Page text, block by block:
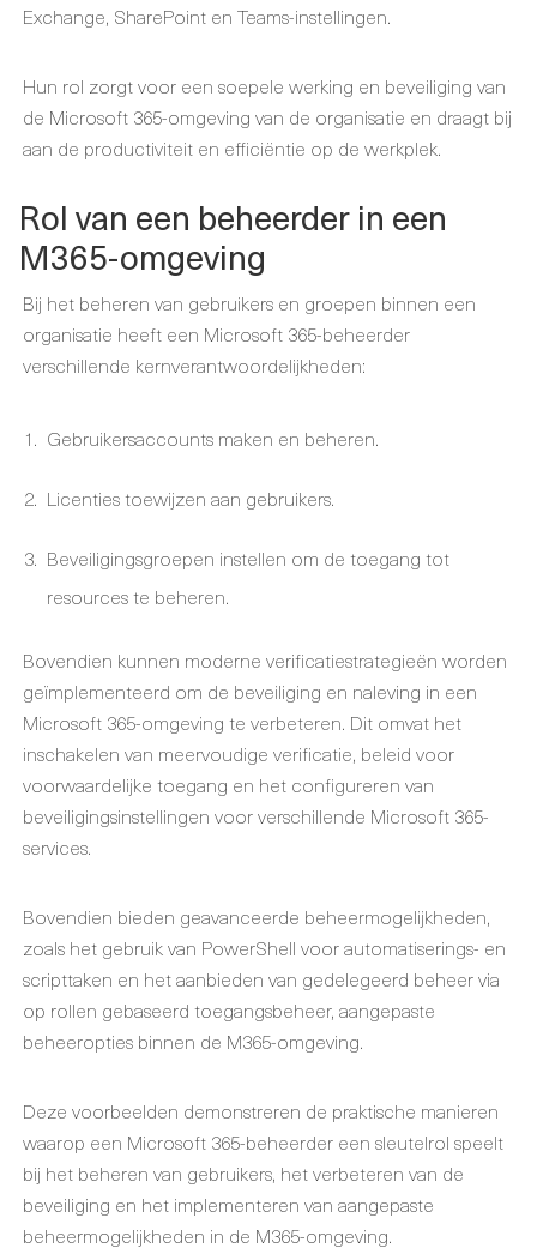
Exchange, SharePoint en Teams-instellingen.
Hun rol zorgt voor een soepele werking en beveiliging van
de Microsoft 365-omgeving van de organisatie en draagt bij
aan de productiviteit en efficiëntie op de werkplek.
Rol van een beheerder in een
M365-omgeving
Bij het beheren van gebruikers en groepen binnen een
organisatie heeft een Microsoft 365-beheerder
verschillende kernverantwoordelijkheden:
Gebruikersaccounts maken en beheren.
Licenties toewijzen aan gebruikers.
Beveiligingsgroepen instellen om de toegang tot
resources te beheren.
Bovendien kunnen moderne verificatiestrategieën worden
geïmplementeerd om de beveiliging en naleving in een
Microsoft 365-omgeving te verbeteren. Dit omvat het
inschakelen van meervoudige verificatie, beleid voor
voorwaardelijke toegang en het configureren van
beveiligingsinstellingen voor verschillende Microsoft 365-
services.
Bovendien bieden geavanceerde beheermogelijkheden,
zoals het gebruik van PowerShell voor automatiserings- en
scripttaken en het aanbieden van gedelegeerd beheer via
op rollen gebaseerd toegangsbeheer, aangepaste
beheeropties binnen de M365-omgeving.
Deze voorbeelden demonstreren de praktische manieren
waarop een Microsoft 365-beheerder een sleutelrol speelt
bij het beheren van gebruikers, het verbeteren van de
beveiliging en het implementeren van aangepaste
beheermogelijkheden in de M365-omgeving.